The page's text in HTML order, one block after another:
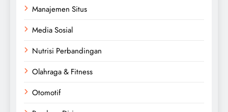
Manajemen Situs
Media Sosial
Nutrisi Perbandingan
Olahraga & Fitness
Otomotif